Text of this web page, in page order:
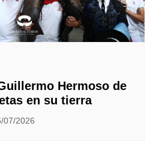
Hermoso de
en su tierra
07/2026